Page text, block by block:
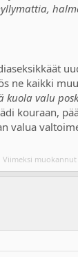
ne kaikki
kuola valu
kouraan,
valua
Viimeksi